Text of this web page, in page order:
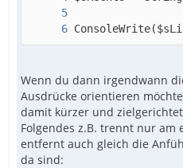
Wenn du dann irgendwann
Ausdrücke orientieren
damit kürzer und
Folgendes z.B. trennt nur am
entfernt auch gleich die
da sind: